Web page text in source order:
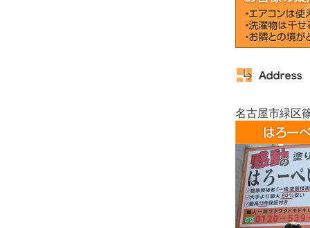
名古屋市緑区